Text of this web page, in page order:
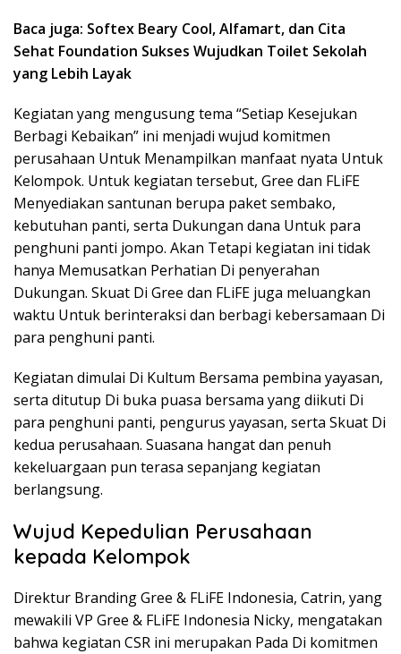
Baca juga: Softex Beary Cool, Alfamart, dan Cita
Sehat Foundation Sukses Wujudkan Toilet Sekolah
yang Lebih Layak
Kegiatan yang mengusung tema “Setiap Kesejukan
Berbagi Kebaikan” ini menjadi wujud komitmen
perusahaan Untuk Menampilkan manfaat nyata Untuk
Kelompok. Untuk kegiatan tersebut, Gree dan FLiFE
Menyediakan santunan berupa paket sembako,
kebutuhan panti, serta Dukungan dana Untuk para
penghuni panti jompo. Akan Tetapi kegiatan ini tidak
hanya Memusatkan Perhatian Di penyerahan
Dukungan. Skuat Di Gree dan FLiFE juga meluangkan
waktu Untuk berinteraksi dan berbagi kebersamaan Di
para penghuni panti.
Kegiatan dimulai Di Kultum Bersama pembina yayasan,
serta ditutup Di buka puasa bersama yang diikuti Di
para penghuni panti, pengurus yayasan, serta Skuat Di
kedua perusahaan. Suasana hangat dan penuh
kekeluargaan pun terasa sepanjang kegiatan
berlangsung.
Wujud Kepedulian Perusahaan
kepada Kelompok
Direktur Branding Gree & FLiFE Indonesia, Catrin, yang
mewakili VP Gree & FLiFE Indonesia Nicky, mengatakan
bahwa kegiatan CSR ini merupakan Pada Di komitmen